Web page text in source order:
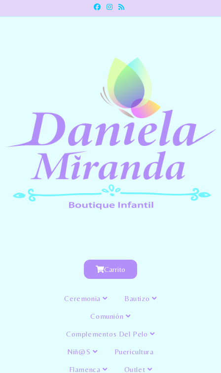
Carrito
Ceremonia Bautizo
Comunión
Complementos Del Pelo
Niñ@s Puericultura
Flamenca Outlet